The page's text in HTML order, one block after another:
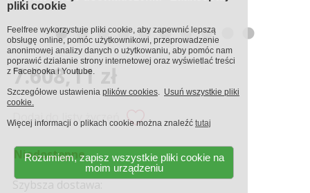
7.608,11 zł
Dodaj do listy życzeń
Niedostępne
pliki cookie
Feelfree wykorzystuje pliki cookie, aby zapewnić lepszą
obsługę online, pomóc użytkownikowi, przeprowadzenie
anonimowej analizy danych o użytkowaniu, aby pomóc nam
poprawić działanie strony internetowej oraz wyświetlać treści
z Facebooka i Youtube.
Szczegółowe ustawienia plików cookies. Usuń wszystkie pliki
cookie.
Więcej informacji o plikach cookie można znaleźć tutaj
Rozumiem, zapisz wszystkie pliki cookie na
moim urządzeniu